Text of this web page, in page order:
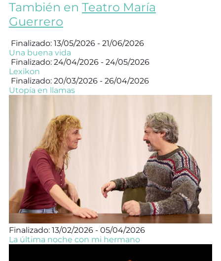
También en Teatro María
Guerrero
Finalizado: 13/05/2026 - 21/06/2026
Una buena vida
Finalizado: 24/04/2026 - 24/05/2026
Lexikon
Finalizado: 20/03/2026 - 26/04/2026
Utopía en llamas
Finalizado: 13/02/2026 - 05/04/2026
La última noche con mi hermano